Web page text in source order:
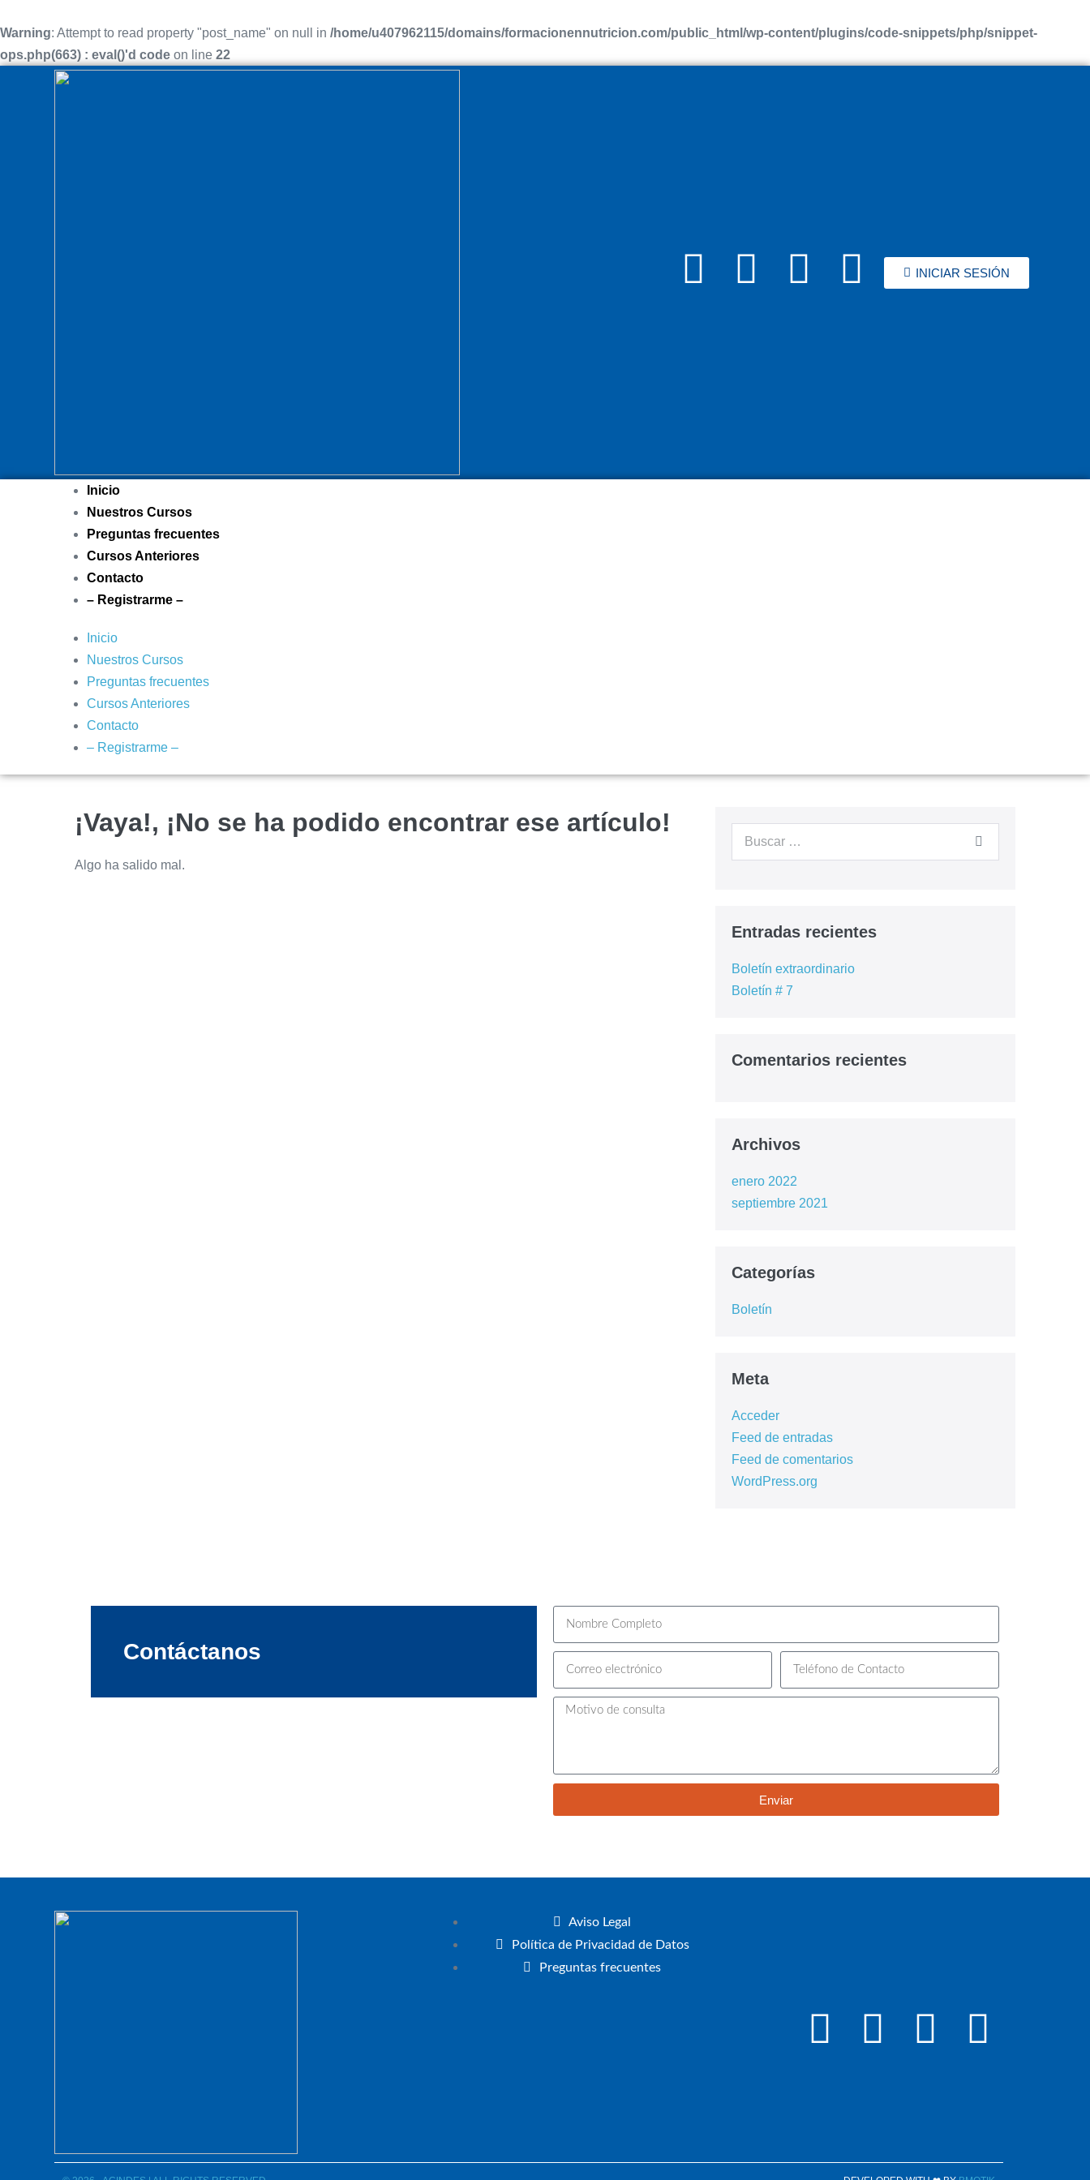
Warning: Attempt to read property "post_name" on null in /home/u407962115/domains/formacionennutricion.com/public_html/wp-content/plugins/code-snippets/php/snippet-
ops.php(663) : eval()'d code on line 22
INICIAR SESIÓN
Inicio
Nuestros Cursos
Preguntas frecuentes
Cursos Anteriores
Contacto
– Registrarme –
Inicio
Nuestros Cursos
Preguntas frecuentes
Cursos Anteriores
Contacto
– Registrarme –
¡Vaya!, ¡No se ha podido encontrar ese artículo!
Algo ha salido mal.
Entradas recientes
Boletín extraordinario
Boletín # 7
Comentarios recientes
Archivos
enero 2022
septiembre 2021
Categorías
Boletín
Meta
Acceder
Feed de entradas
Feed de comentarios
WordPress.org
Contáctanos
Enviar
Aviso Legal
Política de Privacidad de Datos
Preguntas frecuentes